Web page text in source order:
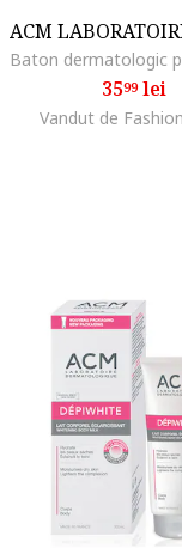
3599lei
Vandut de